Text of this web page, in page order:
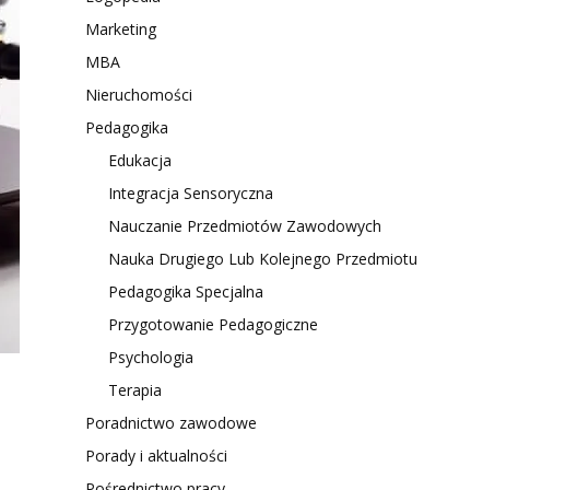
Marketing
MBA
Nieruchomości
Pedagogika
Edukacja
Integracja Sensoryczna
Nauczanie Przedmiotów Zawodowych
Nauka Drugiego Lub Kolejnego Przedmiotu
Pedagogika Specjalna
Przygotowanie Pedagogiczne
Psychologia
Terapia
Poradnictwo zawodowe
Porady i aktualności